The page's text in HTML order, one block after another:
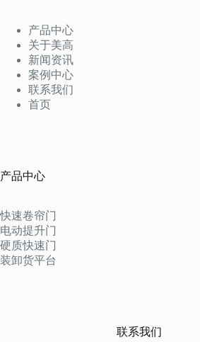
产品中心
关于美高
新闻资讯
案例中心
联系我们
首页
产品中心
快速卷帘门
电动提升门
硬质快速门
装卸货平台
联系我们